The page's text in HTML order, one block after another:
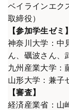
ベイラインエク
取締役）
【参加学生ゼミ】
神奈川大学：中
ん、礪波さん、
九州産業大学
山形大学：兼
【審査】
経済産業省：山